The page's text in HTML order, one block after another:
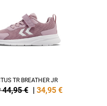
TR BREATHER JR
44,95 € | 34,95 €